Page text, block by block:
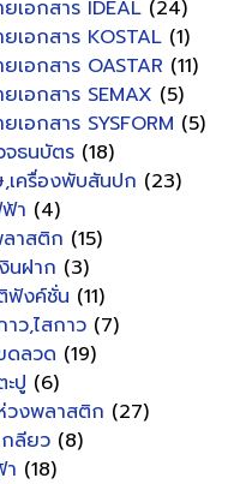
เอกสาร IDEAL (24)
เอกสาร KOSTAL (1)
เอกสาร OASTAR (11)
เอกสาร SEMAX (5)
เอกสาร SYSFORM (5)
จธนบัตร (18)
เครื่องพับสันปก (23)
า (4)
าสติก (15)
นฝาก (3)
ฟังค์ชั่น (11)
าว,ไสกาว (7)
ดลวด (19)
ปู (6)
วงพลาสติก (27)
กลียว (8)
า (18)